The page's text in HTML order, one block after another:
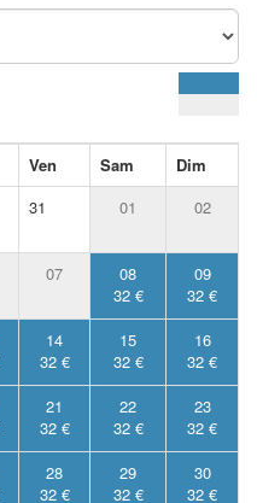
Ven Sam
Dim
31 01 02
07
08
32 €
09
32 €
14
32 €
15
32 €
16
32 €
21
32 €
22
32 €
23
32 €
28
32 €
29
32 €
30
32 €